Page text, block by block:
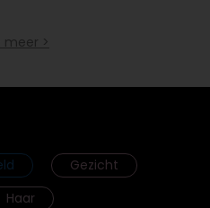
meer >
Gezicht
Haar